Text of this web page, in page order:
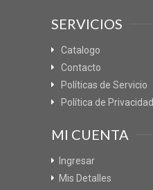
SERVICIOS
Catalogo
Contacto
Políticas de Servicio
Política de Privacidad
MI CUENTA
Ingresar
Mis Detalles